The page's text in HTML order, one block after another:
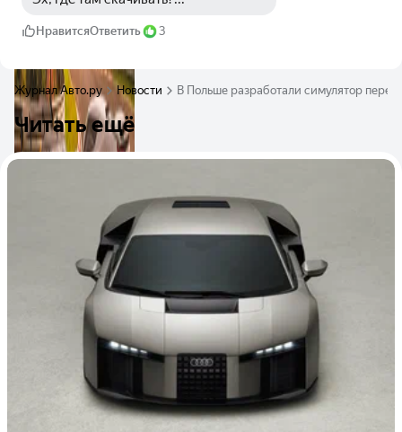
НравитсяОтветить 3
Журнал Авто.ру Новости В Польше разработали симулятор
Читать ещё